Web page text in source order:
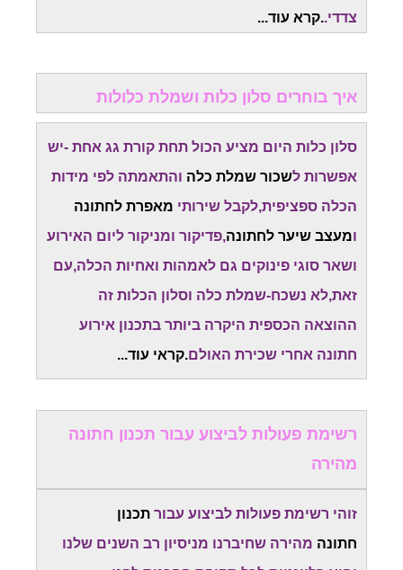
צדדי..קרא עוד...
איך בוחרים סלון כלות ושמלת כלולות
סלון כלות היום מציע הכול תחת קורת גג אחת -יש
אפשרות לשכור שמלת כלה והתאמתה לפי מידות
הכלה ספציפית,לקבל שירותי מאפרת לחתונה
ומעצב שיער לחתונה,פדיקור ומניקור ליום האירוע
ושאר סוגי פינוקים גם לאמהות ואחיות הכלה,עם
זאת,לא נשכח-שמלת כלה וסלון הכלות זה
ההוצאה הכספית היקרה ביותר בתכנון אירוע
חתונה אחרי שכירת האולם.קראי עוד...
רשימת פעולות לביצוע עבור תכנון חתונה
מהירה
זוהי רשימת פעולות לביצוע עבור תכנון
חתונה מהירה שחיברנו מניסיון רב השנים שלנו